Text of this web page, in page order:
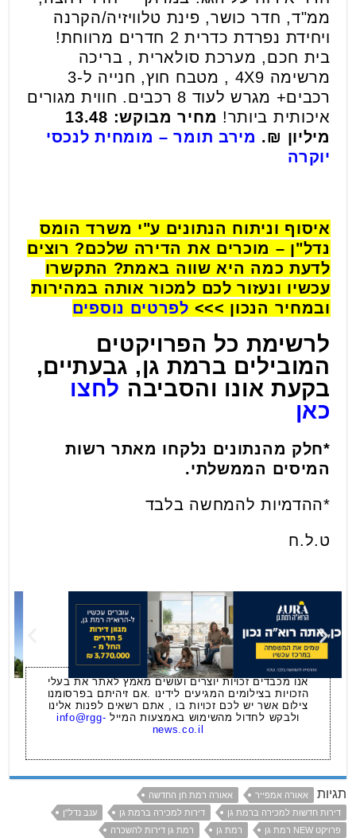
ממ"ד, חדר כושר, פינת טלוויזיה/הקרנה
ויחידת נפרדת כדרית 2 חדרים מרווחת!
בית חכם, מערכת סולארית , בריכה
מרשימה 4X9 , מטבח חוץ, חנייה ל-3
רכבים+ מגרש לעוד 8 רכבים. חווית מגורים
איכותית ביותר!
מחיר מבוקש: 13.48
מיליון ₪. מירב תומר – מומחית לנכסי
יוקרה
איסוף וניתוח הנתונים ע"י משרד הומס
נדל"ן – מוכרים את הדירה שלכם? רוצים
לדעת כמה היא שווה באמת? התקשרו
עכשיו ונעזור לכם למכור אותה במהירות
ובמחיר הנכון >>> לפרטים נוספים
לרשימת כל הפרויקטים
המובילים ברמת גן, גבעתיים,
בקעת אונו והסביבה לחצו
כאן
*חלק מהנתונים נלקחו מאתר רשות
המיסים הממשלתי.
*ההדמיות להמחשה בלבד
ט.ל.ח
אנו מכבדים זכויות יוצרים ועושים מאמץ לאתר את בעלי
הזכויות בצילומים המגיעים לידינו .אם זיהיתם בפרסומנו
צילום אשר יש לכם זכויות בו , אתם רשאים לפנות אלינו
ולבקש לחדול מהשימוש באמצעות המייל info@rgg-
news.co.il
תגיות אאורה אמפייר
אאורה רמת חן החדשה
דירות חדשות למכירה ברמת גן
דירות למכירה ברמת גן
ענב נדל"ן
פרויקט NEW רמת גן
רמת גן
רמת גן דירות להשכרה